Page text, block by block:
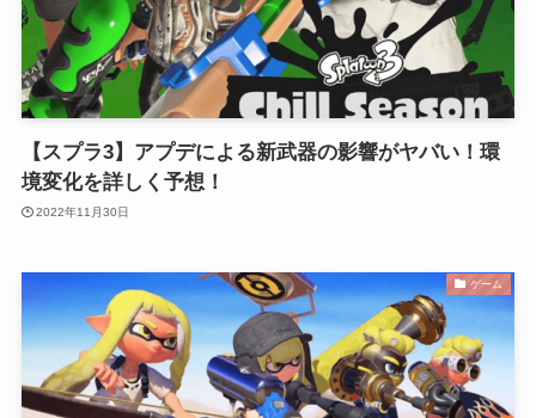
【スプラ3】アプデによる新武器の影響がヤバい！環
境変化を詳しく予想！
2022年11月30日
ゲーム